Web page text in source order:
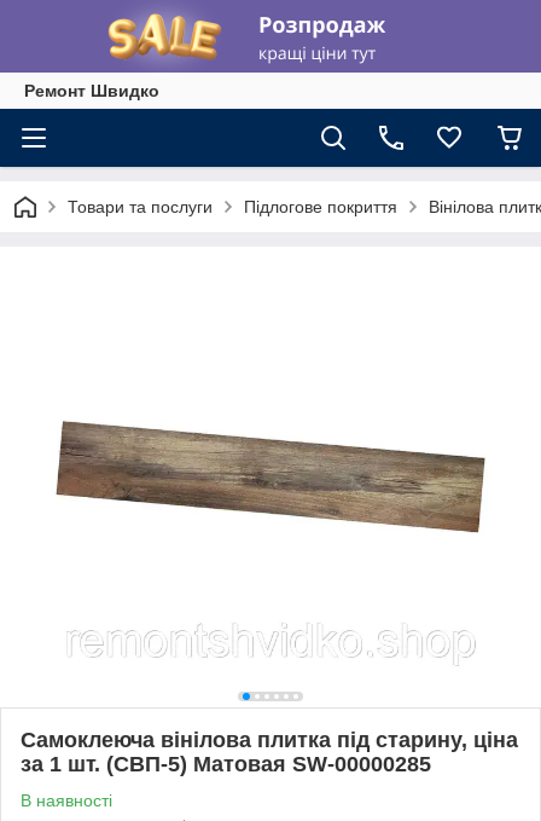
Ремонт Швидко
Товари та послуги Підлогове покриття Вінілова
Самоклеюча вінілова плитка під старину, ціна
за 1 шт. (СВП-5) Матовая SW-00000285
В наявності